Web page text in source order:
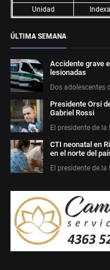
Unidad
ÚLTIMA SEMANA
Accidente grave
lesionadas
Dos adolescentes
Presidente Orsi
Gabriel Rossi
El presidente de la
CTI neonatal en
en el norte del
El presidente de la